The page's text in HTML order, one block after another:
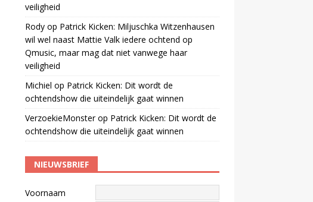
veiligheid
Rodyop Patrick Kicken: Miljuschka Witzenhausen
wil wel naast Mattie Valk iedere ochtend op
Qmusic, maar mag dat niet vanwege haar
veiligheid
Michiel op Patrick Kicken: Dit wordt de
ochtendshow die uiteindelijk gaat winnen
VerzoekieMonsterop Patrick Kicken: Dit wordt de
ochtendshow die uiteindelijk gaat winnen
NIEUWSBRIEF
Voornaam